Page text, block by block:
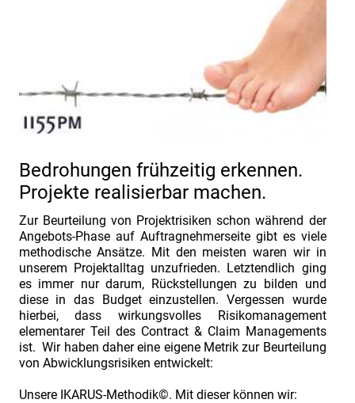
Bedrohungen frühzeitig erkennen.
Projekte realisierbar machen.
Zur Beurteilung von Projektrisiken schon während der
Angebots-Phase auf Auftragnehmerseite gibt es viele
methodische Ansätze. Mit den meisten waren wir in
unserem Projektalltag unzufrieden. Letztendlich ging
es immer nur darum, Rückstellungen zu bilden und
diese in das Budget einzustellen. Vergessen wurde
hierbei, dass wirkungsvolles Risikomanagement
elementarer Teil des Contract & Claim Managements
ist. Wir haben daher eine eigene Metrik zur Beurteilung
von Abwicklungsrisiken entwickelt:
Unsere IKARUS-Methodik©. Mit dieser können wir:
Organisieren
Lernen
Treffen
1155PM
Wissen
Vertrauen
Mitarbeiten